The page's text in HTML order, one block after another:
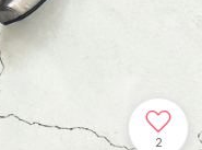
2